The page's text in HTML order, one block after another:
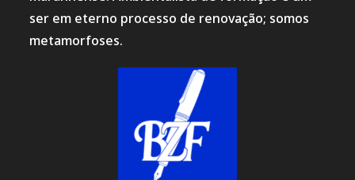
ser em eterno processo de renovação; somos
metamorfoses.